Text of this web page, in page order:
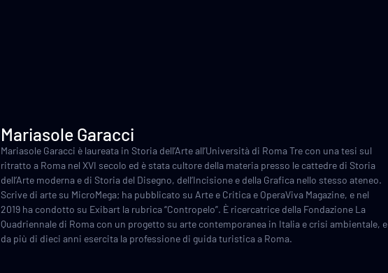
Mariasole Garacci
Mariasole Garacci è laureata in Storia dell’Arte all’Università di Roma Tre con una tesi sul
ritratto a Roma nel XVI secolo ed è stata cultore della materia presso le cattedre di Storia
dell’Arte moderna e di Storia del Disegno, dell’Incisione e della Grafica nello stesso ateneo.
Scrive di arte su MicroMega; ha pubblicato su Arte e Critica e OperaViva Magazine, e nel
2019 ha condotto su Exibart la rubrica “Contropelo”. È ricercatrice della Fondazione La
Quadriennale di Roma con un progetto su arte contemporanea in Italia e crisi ambientale, e
da più di dieci anni esercita la professione di guida turistica a Roma.